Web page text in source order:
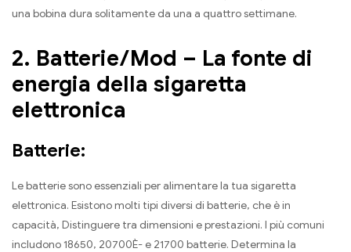
una bobina dura solitamente da una a quattro settimane.
2. Batterie/Mod – La fonte di
energia della sigaretta
elettronica
Batterie:
Le batterie sono essenziali per alimentare la tua sigaretta
elettronica. Esistono molti tipi diversi di batterie, che è in
capacità, Distinguere tra dimensioni e prestazioni. I più comuni
includono 18650, 20700È- e 21700 batterie. Determina la